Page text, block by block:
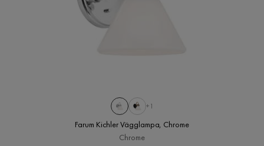
+1
Farum Kichler Vägglampa, Chrome
Chrome